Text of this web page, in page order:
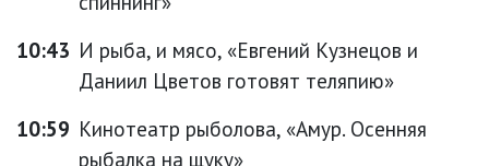
10:43 И рыба, и мясо, «Евгений Кузнецов и
Даниил Цветов готовят теляпию»
10:59 Кинотеатр рыболова, «Амур. Осенняя
рыбалка на щуку»